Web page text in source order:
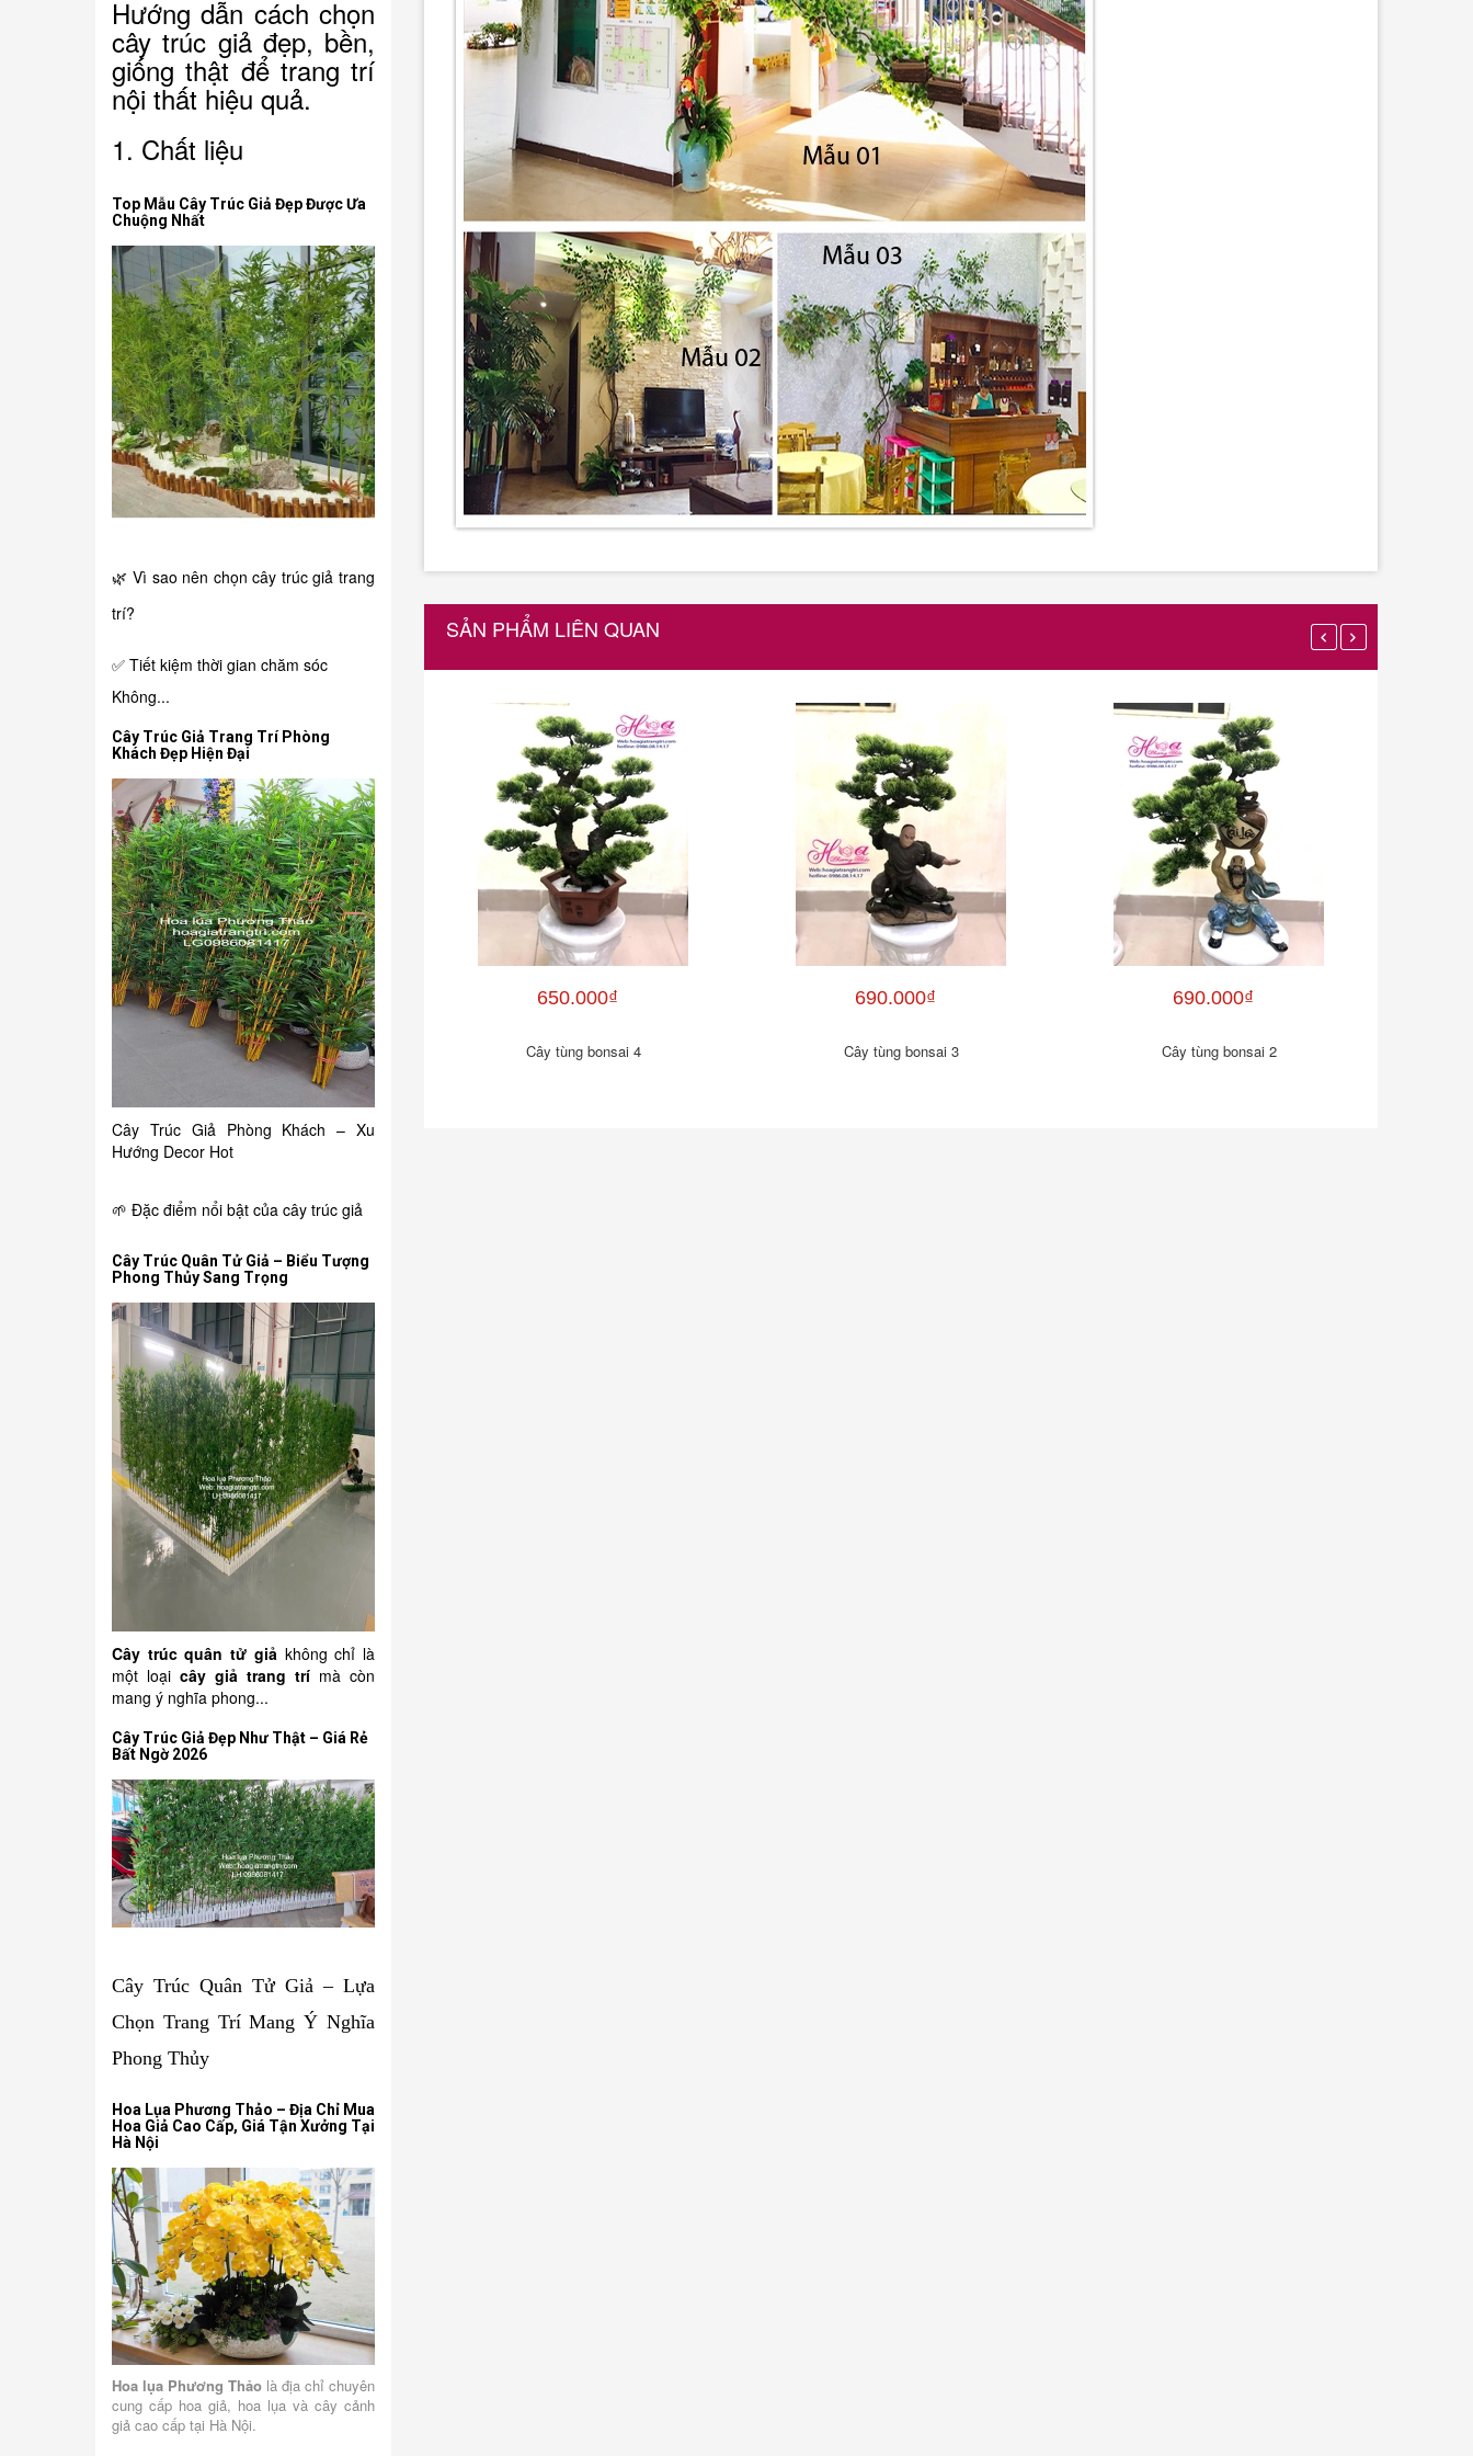
SẢN PHẨM LIÊN QUAN
150.000₫
Chậu hồng môn giả
650.000₫
Cây tùng bonsai 4
690.000₫
Cây tùng bonsai 3
690.000₫
Cây tùng bonsai 2
Hướng dẫn cách chọn
cây trúc giả đẹp, bền,
giống thật để trang trí
nội thất hiệu quả.
1. Chất liệu
Top Mẫu Cây Trúc Giả Đẹp Được Ưa
Chuộng Nhất
🌿 Vì sao nên chọn cây trúc giả trang
trí?
✅ Tiết kiệm thời gian chăm sóc
Không...
Cây Trúc Giả Trang Trí Phòng
Khách Đẹp Hiện Đại
Cây Trúc Giả Phòng Khách – Xu
Hướng Decor Hot
🌱 Đặc điểm nổi bật của cây trúc giả
Cây Trúc Quân Tử Giả – Biểu Tượng
Phong Thủy Sang Trọng
Cây trúc quân tử giảkhông chỉ là
một loại cây giả trang trí mà còn
mang ý nghĩa phong...
Cây Trúc Giả Đẹp Như Thật – Giá Rẻ
Bất Ngờ 2026
Cây Trúc Quân Tử Giả – Lựa
Chọn Trang Trí Mang Ý Nghĩa
Phong Thủy
Hoa Lụa Phương Thảo – Địa Chỉ Mua
Hoa Giả Cao Cấp, Giá Tận Xưởng Tại
Hà Nội
Hoa lụa Phương Thảo là địa chỉ chuyên
cung cấp hoa giả, hoa lụa và cây cảnh
giả cao cấp tại Hà Nội.